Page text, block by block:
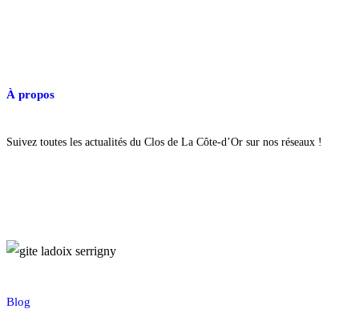
À propos
Suivez toutes les actualités du Clos de La Côte-d’Or sur nos réseaux !
Blog